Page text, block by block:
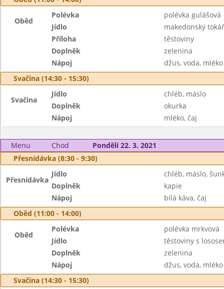
Oběd
Polévka
polévka gulášová
Jídlo
makedonský
Příloha
těstoviny
Doplněk
zelenina
Nápoj
džus, voda, mléko
Svačina (14:30 - 15:30)
Svačina
Jídlo
chléb, máslo
Doplněk
okurka
Nápoj
mléko, čaj
Menu Chod
Pondělí 22. 3. 2021
Přesnídávka (8:30 - 9:30)
Přesnídávka
Jídlo
chléb, máslo,
Doplněk
kapie
Nápoj
bílá káva, čaj
Oběd (11:00 - 14:00)
Oběd
Polévka
polévka mrkvová
Jídlo
těstoviny s
Doplněk
zelenina
Nápoj
džus, voda, mléko
Svačina (14:30 - 15:30)